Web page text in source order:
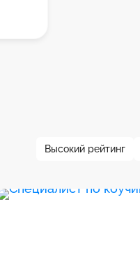
Высокий рейтинг